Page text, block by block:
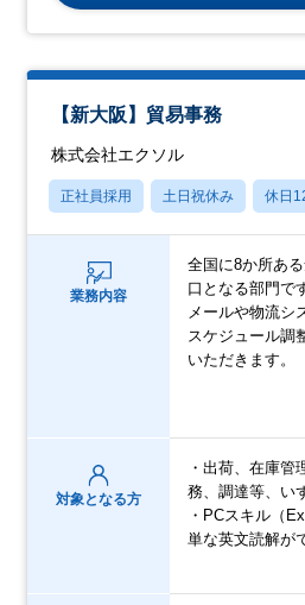
【新大阪】貿易事務
株式会社エクソル
正社員採用 土日祝休み 休日
業務内容
全国に8か所あ
口となる部門で
メールや物流シ
スケジュール調
いただきます。
対象となる方
・出荷、在庫管
務、調達等、い
・PCスキル（
単な英文読解が